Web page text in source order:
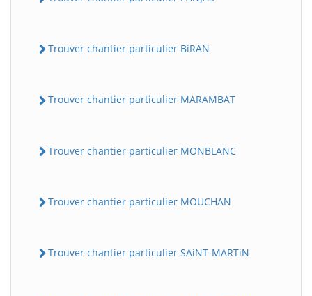
Trouver chantier particulier BiRAN
Trouver chantier particulier MARAMBAT
Trouver chantier particulier MONBLANC
Trouver chantier particulier MOUCHAN
Trouver chantier particulier SAiNT-MARTiN